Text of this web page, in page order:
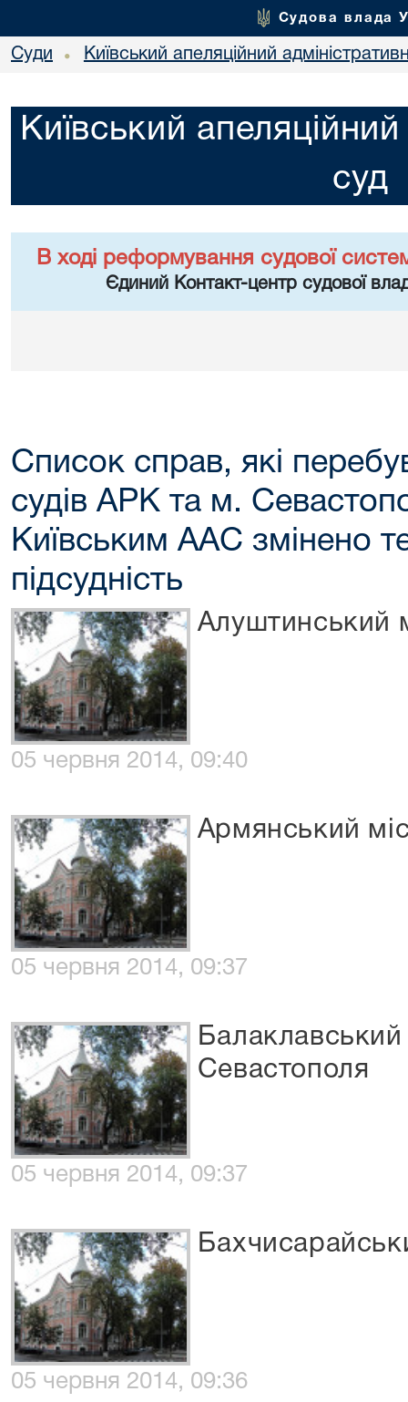
Судова влада
Суди • Київський апеляційний
Київський
суд
В ході реформування судової
Єдиний Контакт-центр судової
Список справ, які
судів АРК та м.
Київським ААС змінено
підсудність
Алуштинський
05 червня 2014, 09:40
Армянський
05 червня 2014, 09:37
Севастополя
05 червня 2014, 09:37
05 червня 2014, 09:36